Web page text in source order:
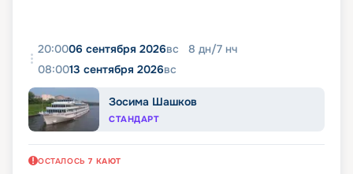
20:0006 сентября 2026вс 8 дн/7 нч
08:0013 сентября 2026вс
Зосима Шашков
СТАНДАРТ
ОСТАЛОСЬ 7 КАЮТ